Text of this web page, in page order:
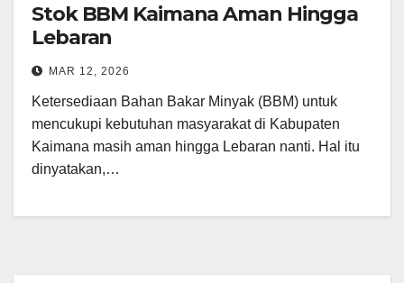
Stok BBM Kaimana Aman Hingga
Lebaran
MAR 12, 2026
Ketersediaan Bahan Bakar Minyak (BBM) untuk
mencukupi kebutuhan masyarakat di Kabupaten
Kaimana masih aman hingga Lebaran nanti. Hal itu
dinyatakan,…